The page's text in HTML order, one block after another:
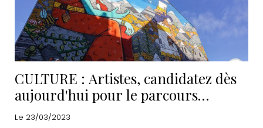
CULTURE : Artistes, candidatez dès
aujourd'hui pour le parcours
IC.ON.IC 2023
Le 23/03/2023